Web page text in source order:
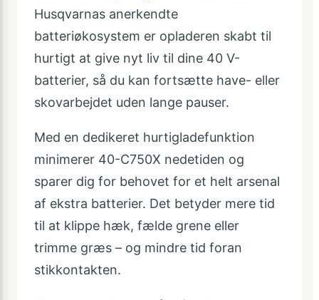
Husqvarnas anerkendte
batteriøkosystem er opladeren skabt til
hurtigt at give nyt liv til dine 40 V-
batterier, så du kan fortsætte have- eller
skovarbejdet uden lange pauser.
Med en dedikeret hurtigladefunktion
minimerer 40-C750X nedetiden og
sparer dig for behovet for et helt arsenal
af ekstra batterier. Det betyder mere tid
til at klippe hæk, fælde grene eller
trimme græs – og mindre tid foran
stikkontakten.